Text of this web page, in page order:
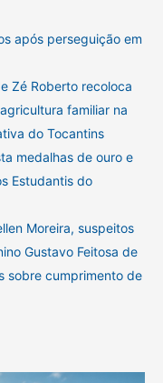
após perseguição em
Zé Roberto recoloca
familiar na
do Tocantins
medalhas de ouro e
Estudantis do
Moreira, suspeitos
Gustavo Feitosa de
sobre cumprimento de